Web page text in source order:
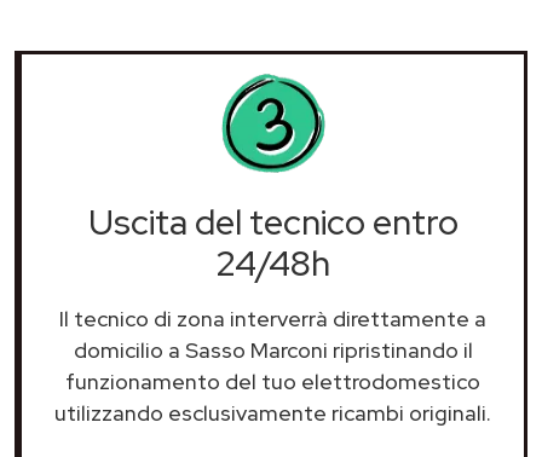
Uscita del tecnico entro
24/48h
Il tecnico di zona interverrà direttamente a
domicilio a Sasso Marconi ripristinando il
funzionamento del tuo elettrodomestico
utilizzando esclusivamente ricambi originali.